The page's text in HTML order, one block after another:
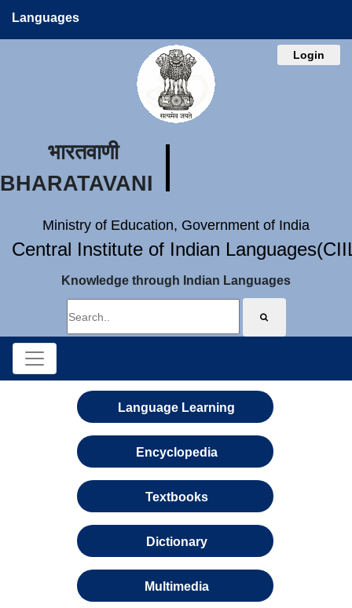
Languages
Login
भारतवाणी
BHARATAVANI
Ministry of Education, Government of India
Central Institute of Indian
Knowledge through Indian Languages
Language Learning
Encyclopedia
Textbooks
Dictionary
Multimedia